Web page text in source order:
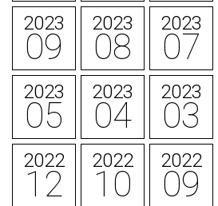
2023
09
2023
08
2023
07
2023
05
2023
04
2023
03
2022
12
2022
10
2022
09